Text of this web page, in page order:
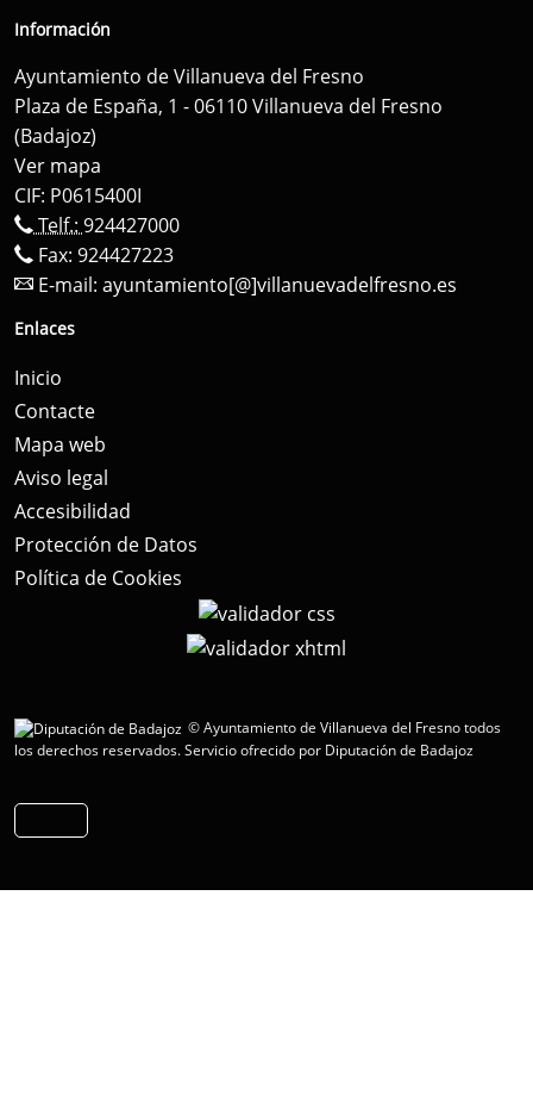
Información
Ayuntamiento de Villanueva del Fresno
Plaza de España, 1 - 06110 Villanueva del Fresno
(Badajoz)
Ver mapa
CIF: P0615400I
Telf.: 924427000
Fax: 924427223
E-mail: ayuntamiento[@]villanuevadelfresno.es
Enlaces
Inicio
Contacte
Mapa web
Aviso legal
Accesibilidad
Protección de Datos
Política de Cookies
© Ayuntamiento de Villanueva del Fresno todos
los derechos reservados.Servicio ofrecido por Diputación de Badajoz